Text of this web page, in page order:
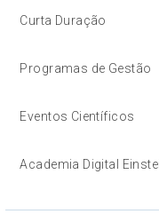
Curta Duração
Programas de Gestão
Eventos Científicos
Academia Digital